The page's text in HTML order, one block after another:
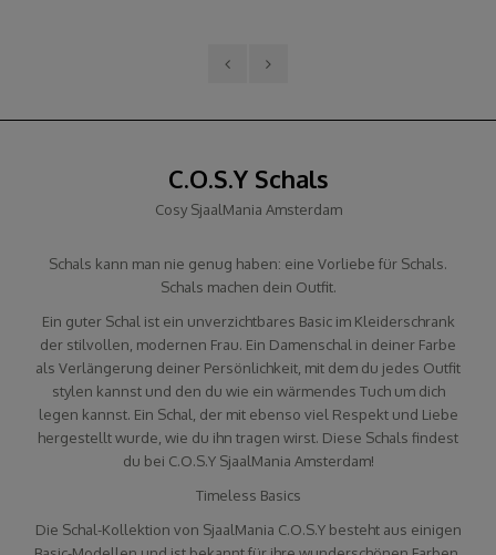
C.O.S.Y Schals
Cosy SjaalMania Amsterdam
Schals kann man nie genug haben: eine Vorliebe für Schals.
Schals machen dein Outfit.
Ein guter Schal ist ein unverzichtbares Basic im Kleiderschrank
der stilvollen, modernen Frau. Ein Damenschal in deiner Farbe
als Verlängerung deiner Persönlichkeit, mit dem du jedes Outfit
stylen kannst und den du wie ein wärmendes Tuch um dich
legen kannst. Ein Schal, der mit ebenso viel Respekt und Liebe
hergestellt wurde, wie du ihn tragen wirst. Diese Schals findest
du bei C.O.S.Y SjaalMania Amsterdam!
Timeless Basics
Die Schal-Kollektion von SjaalMania C.O.S.Y besteht aus einigen